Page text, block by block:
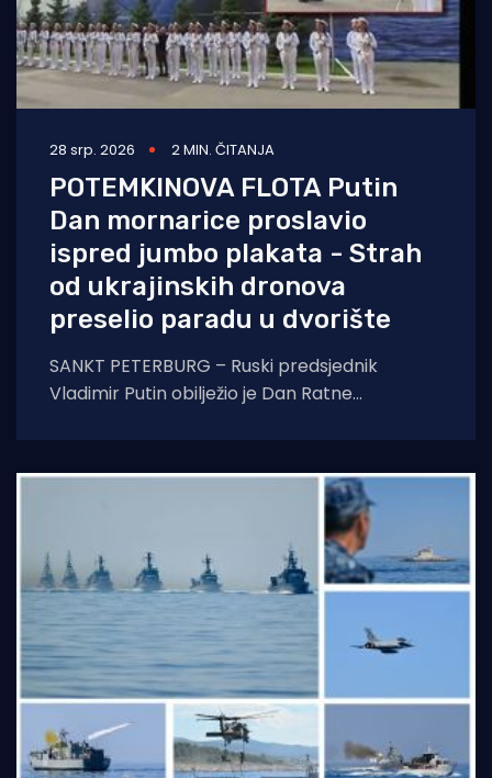
28 srp. 2026 2 MIN. ČITANJA
POTEMKINOVA FLOTA Putin
Dan mornarice proslavio
ispred jumbo plakata - Strah
od ukrajinskih dronova
preselio paradu u dvorište
SANKT PETERBURG – Ruski predsjednik
Vladimir Putin obilježio je Dan Ratne
godina.